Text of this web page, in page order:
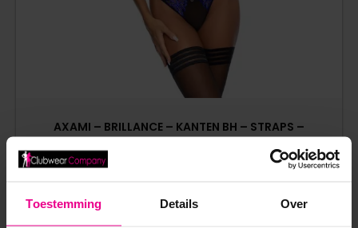
Toestemming Details Over
AXAMI – BRILLANCE – KANTEN BH – STRAPS –
KONINGSBLAUW – ZWART
Op voorraad